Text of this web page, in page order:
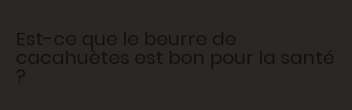
Est-ce que le beurre de
cacahuètes est bon pour la santé
?